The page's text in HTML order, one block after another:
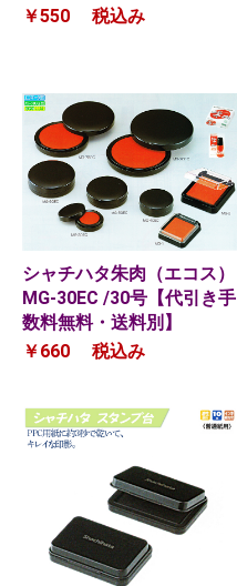
￥550
税込み
シャチハタ朱肉（エコス）
MG-30EC /30号【代引き手
数料無料・送料別】
￥660
税込み